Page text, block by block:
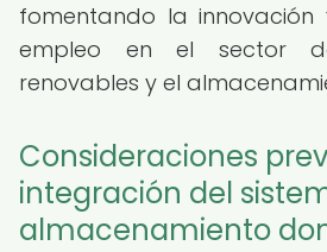
fomentando la
empleo en el sector
renovables y el
Consideraciones
integración del
almacenamiento